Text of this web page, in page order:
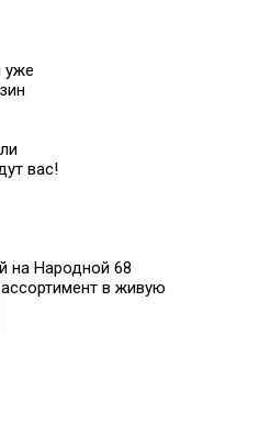
вас!
на Народной 68
в живую